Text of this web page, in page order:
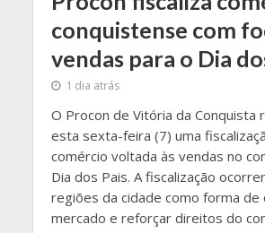
conquistense com
vendas para o Dia
1 dia atrás
O Procon de Vitória da Conquista
esta sexta-feira (7) uma
comércio voltada às vendas no
Dia dos Pais. A fiscalização
regiões da cidade como forma de
mercado e reforçar direitos do